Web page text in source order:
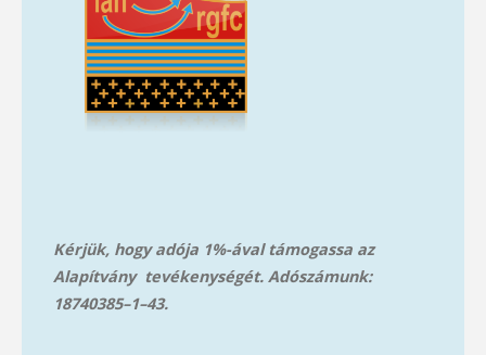
Kérjük, hogy adója 1%-ával támogassa az
Alapítvány tevékenységét. Adószámunk:
18740385–1–43.